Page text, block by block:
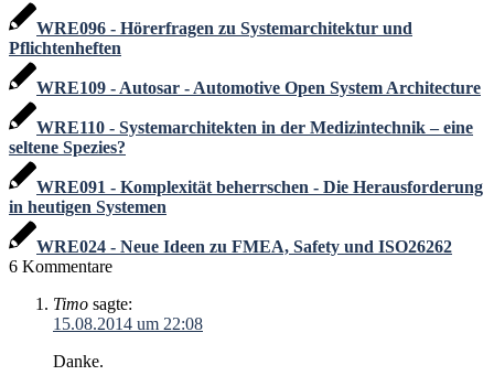
WRE096 - Hörerfragen zu Systemarchitektur und
Pflichtenheften
WRE109 - Autosar - Automotive Open System Architecture
WRE110 - Systemarchitekten in der Medizintechnik – eine
seltene Spezies?
WRE091 - Komplexität beherrschen - Die Herausforderung
in heutigen Systemen
WRE024 - Neue Ideen zu FMEA, Safety und ISO26262
6 Kommentare
Timo sagte:
15.08.2014 um 22:08
Danke.